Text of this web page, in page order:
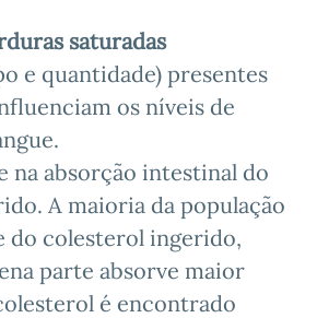
saturadas
e quantidade) presentes
os níveis de
na absorção intestinal do
A maioria da população
do colesterol ingerido,
parte absorve maior
é encontrado